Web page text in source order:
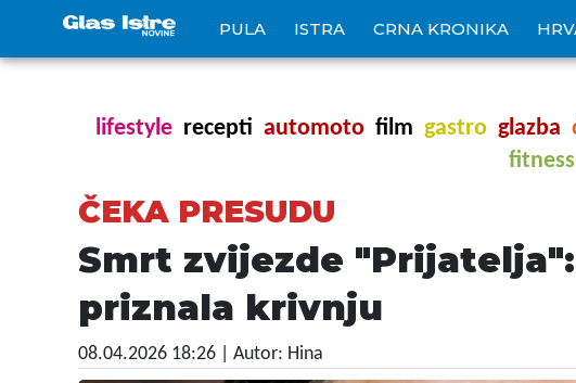
PULA ISTRA CRNA KRONIKA
lifestyle recepti automoto film gastro glazba
fitness
ČEKA PRESUDU
Smrt zvijezde
priznala krivnju
08.04.2026 18:26 | Autor: Hina